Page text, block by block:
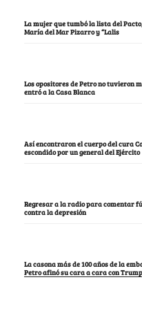
La mujer que tumbó la lista del
María del Mar Pizarro y “Lalis
Los opositores de Petro no tuvieron
entró a la Casa Blanca
Así encontraron el cuerpo del cura
escondido por un general del Ejército
Regresar a la radio para comentar
contra la depresión
La casona más de 100 años de la
Petro afinó su cara a cara con Trump